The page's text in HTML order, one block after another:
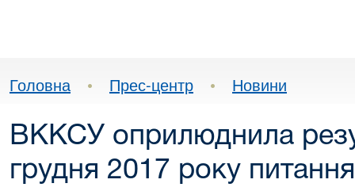
Головна • Прес-центр • Новини
ВККСУ оприлюднила
грудня 2017 року